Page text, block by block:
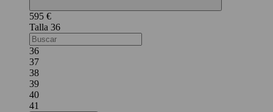
595 €
36
36
37
38
39
40
41